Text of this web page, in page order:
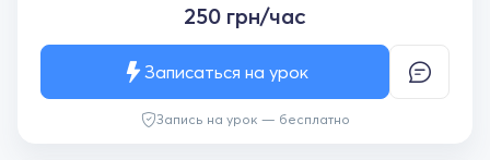
250 грн/час
Запись на урок — бесплатно
Записаться на урок